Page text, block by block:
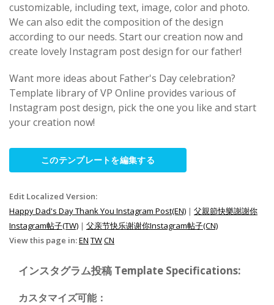
customizable, including text, image, color and photo.
We can also edit the composition of the design
according to our needs. Start our creation now and
create lovely Instagram post design for our father!
Want more ideas about Father's Day celebration?
Template library of VP Online provides various of
Instagram post design, pick the one you like and start
your creation now!
このテンプレートを編集する
Edit Localized Version:
Happy Dad's Day Thank You Instagram Post(EN) | 父親節快樂謝謝你
Instagram帖子(TW) | 父亲节快乐谢谢你Instagram帖子(CN)
View this page in:EN TWCN
インスタグラム投稿 Template Specifications:
カスタマイズ可能：